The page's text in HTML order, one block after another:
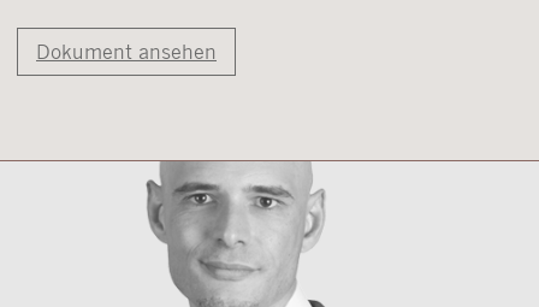
Dokument ansehen